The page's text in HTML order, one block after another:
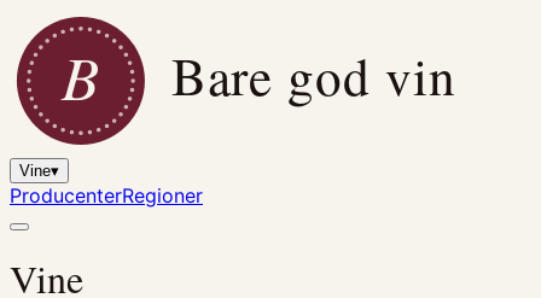
B Bare god vin
Vine▾
ProducenterRegioner
Vine